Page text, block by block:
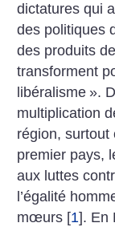
dictatures qui
des politiques
des produits
transforment
libéralisme ».
multiplication
région, surtout
premier pays,
aux luttes
l’égalité
mœurs [1]. En